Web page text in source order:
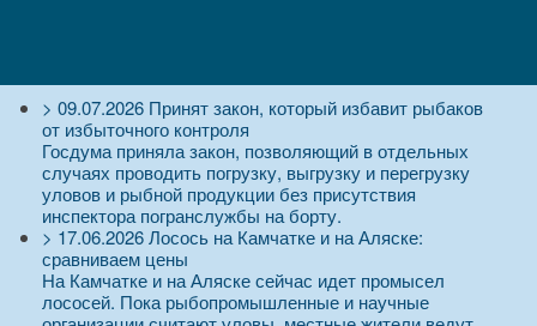
> 09.07.2026 Принят закон, который избавит рыбаков
от избыточного контроля
Госдума приняла закон, позволяющий в отдельных
случаях проводить погрузку, выгрузку и перегрузку
уловов и рыбной продукции без присутствия
инспектора погранслужбы на борту.
> 17.06.2026Лосось на Камчатке и на Аляске:
сравниваем цены
На Камчатке и на Аляске сейчас идет промысел
лососей. Пока рыбопромышленные и научные